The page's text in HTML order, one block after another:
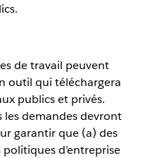
de travail peuvent
outil qui téléchargera
publics et privés.
demandes devront
garantir que (a) des
d’entreprise